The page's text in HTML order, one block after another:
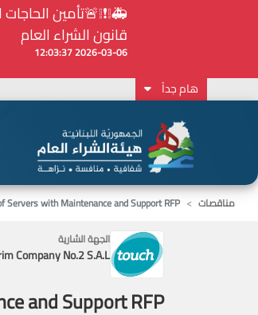
⚠️... ويكون النشر إلزامياً
2026-02-24 13:48:11
هام جداً
مناقصات
Servers with Maintenance and Support RFP
الجهة الشارية
Company No.2 S.A.L.
and Support RFP